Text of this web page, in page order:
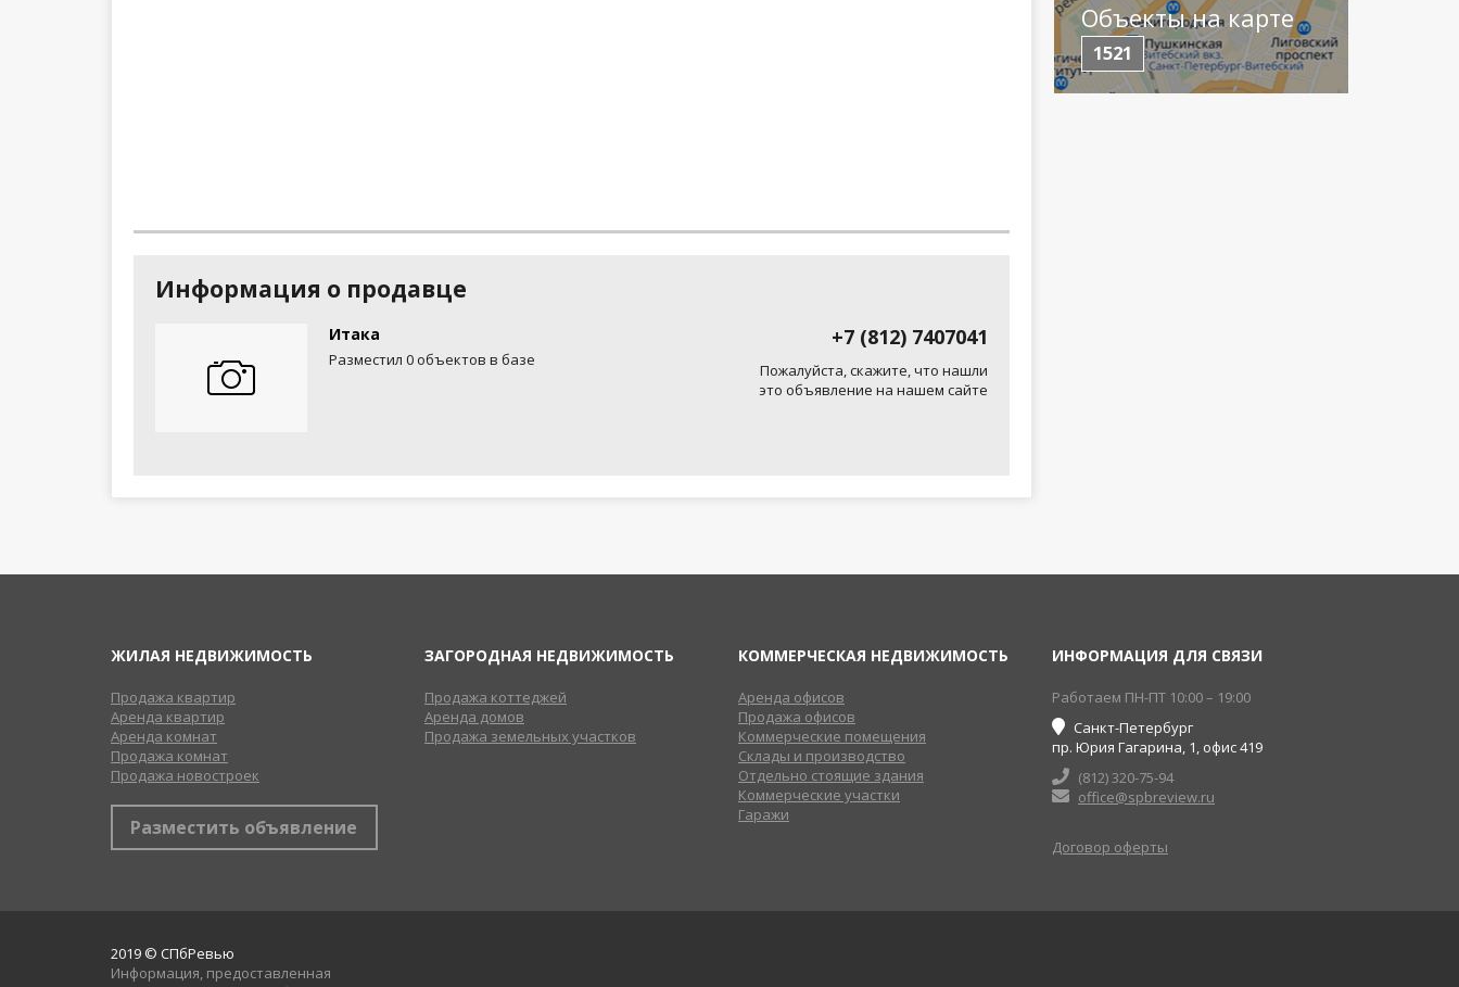
Объекты на карте
1521
Информация о продавце
+7 (812) 7407041
Пожалуйста, скажите, что нашли
это объявление на нашем сайте
Итака
Разместил 0 объектов в базе
ЖИЛАЯ НЕДВИЖИМОСТЬ
Продажа квартир
Аренда квартир
Аренда комнат
Продажа комнат
Продажа новостроек
Разместить объявление
ЗАГОРОДНАЯ НЕДВИЖИМОСТЬ
Продажа коттеджей
Аренда домов
Продажа земельных участков
КОММЕРЧЕСКАЯ НЕДВИЖИМОСТЬ
Аренда офисов
Продажа офисов
Коммерческие помещения
Склады и производство
Отдельно стоящие здания
Коммерческие участки
Гаражи
ИНФОРМАЦИЯ ДЛЯ СВЯЗИ
Работаем ПН-ПТ 10:00 – 19:00
Санкт-Петербург
пр. Юрия Гагарина, 1, офис 419
(812) 320-75-94
office@spbreview.ru
Договор оферты
2019 © СПбРевью
Информация, предоставленная